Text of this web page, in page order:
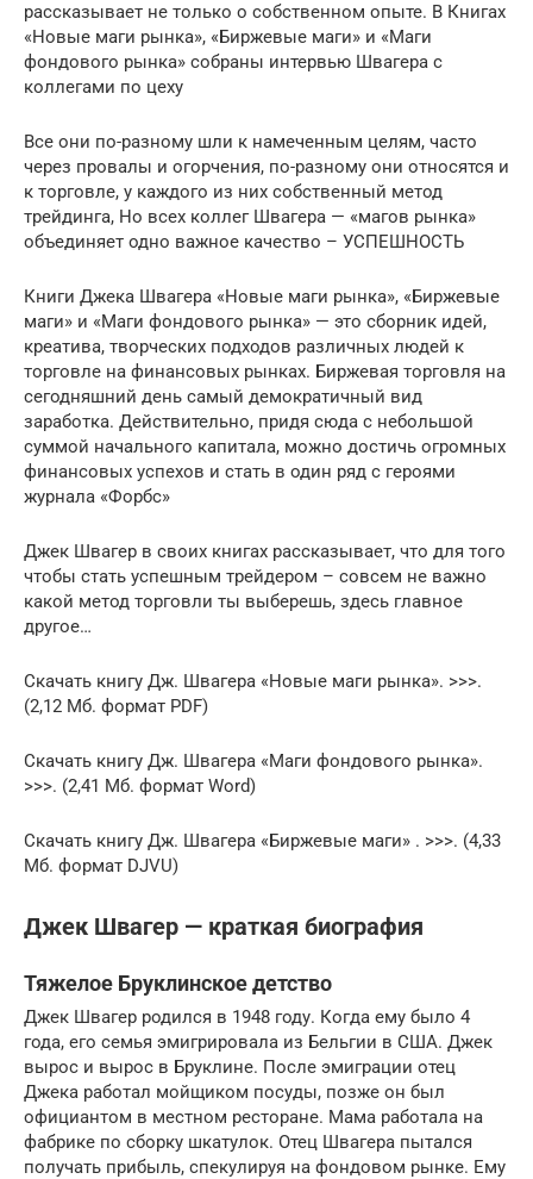
рассказывает не только о собственном опыте. В Книгах
«Новые маги рынка», «Биржевые маги» и «Маги
фондового рынка» собраны интервью Швагера с
коллегами по цеху
Все они по-разному шли к намеченным целям, часто
через провалы и огорчения, по-разному они относятся и
к торговле, у каждого из них собственный метод
трейдинга, Но всех коллег Швагера — «магов рынка»
объединяет одно важное качество – УСПЕШНОСТЬ
Книги Джека Швагера «Новые маги рынка», «Биржевые
маги» и «Маги фондового рынка» — это сборник идей,
креатива, творческих подходов различных людей к
торговле на финансовых рынках. Биржевая торговля на
сегодняшний день самый демократичный вид
заработка. Действительно, придя сюда с небольшой
суммой начального капитала, можно достичь огромных
финансовых успехов и стать в один ряд с героями
журнала «Форбс»
Джек Швагер в своих книгах рассказывает, что для того
чтобы стать успешным трейдером – совсем не важно
какой метод торговли ты выберешь, здесь главное
другое…
Скачать книгу Дж. Швагера «Новые маги рынка». >>>.
(2,12 Мб. формат PDF)
Скачать книгу Дж. Швагера «Маги фондового рынка».
>>>. (2,41 Мб. формат Word)
Скачать книгу Дж. Швагера «Биржевые маги» . >>>. (4,33
Мб. формат DJVU)
Джек Швагер — краткая биография
Тяжелое Бруклинское детство
Джек Швагер родился в 1948 году. Когда ему было 4
года, его семья эмигрировала из Бельгии в США. Джек
вырос и вырос в Бруклине. После эмиграции отец
Джека работал мойщиком посуды, позже он был
официантом в местном ресторане. Мама работала на
фабрике по сборку шкатулок. Отец Швагера пытался
получать прибыль, спекулируя на фондовом рынке. Ему